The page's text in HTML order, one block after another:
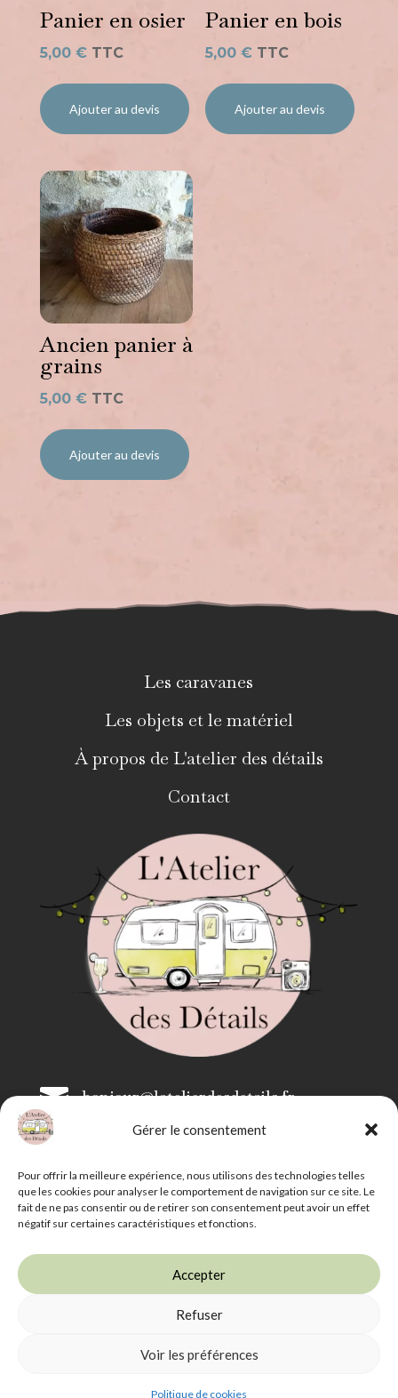
Gérer le consentement
Pour offrir la meilleure expérience, nous utilisons des technologies telles
que les cookies pour analyser le comportement de navigation sur ce site. Le
fait de ne pas consentir ou de retirer son consentement peut avoir un effet
négatif sur certaines caractéristiques et fonctions.
Accepter
Refuser
Voir les préférences
Politique de cookies
Panier en osier
5,00 € TTC
Ajouter au devis
Panier en bois
5,00€ TTC
Ajouter au devis
Ancien panier à
grains
5,00 € TTC
Ajouter au devis
Les caravanes
Les objets et le matériel
À propos de L'atelier des détails
Contact
 bonjour@latelierdesdetails.fr
Livraison et retrait
Velghe